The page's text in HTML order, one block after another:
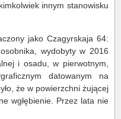
innym stanowisku
jako Czagyrskaja 64:
wydobyty w 2016
i osadu, w pierwotnym,
datowanym na
że w powierzchni żującej
wgłębienie. Przez lata nie